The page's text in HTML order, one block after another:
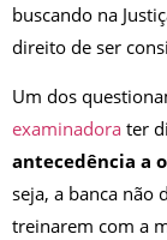
buscando na
direito de ser
Um dos
examinadora ter
antecedência a
seja, a banca não
treinarem com a